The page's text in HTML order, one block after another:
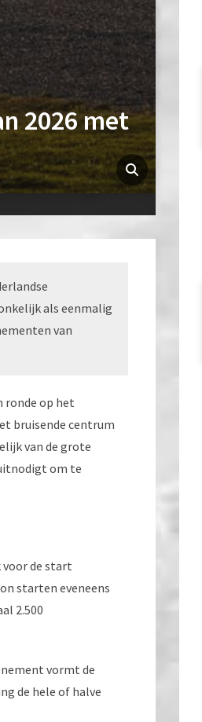
2026 met
als eenmalig
van
ronde op het
bruisende centrum
van de grote
om te
voor de start
starten eveneens
2.500
vormt de
de hele of halve